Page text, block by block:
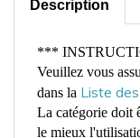
Veuillez vous
dans laListe
La catégorie doit
le mieux